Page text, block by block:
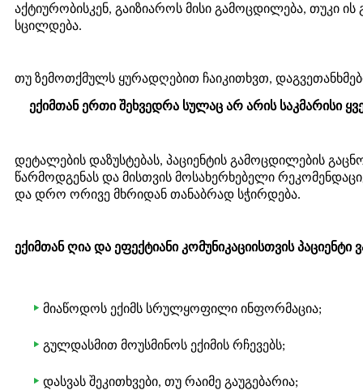
აქტიურობისკენ, გაიზიაროს მისი გამოცდილება, თუკი
სცილდება.
თუ ზემოთქმულს ყურადღებით ჩაიკითხვთ,
ექიმთან ერთი შეხვედრა სულაც არ არის საკმარისი
დეტალების დაზუსტებას, პაციენტის გამოცდილების
წარმოდგენას და მისთვის მოსახერხებელი
და დრო ორივე მხრიდან თანაბრად სჭირდება.
ექიმთან ღია და ეფექტიანი კომუნიკაციისთვის
მიაწოდოს ექიმს სრულყოფილი ინფორმაცია;
გულდასმით მოუსმინოს ექიმის რჩევებს;
დასვას შეკითხვები, თუ რაიმე გაუგებარია;